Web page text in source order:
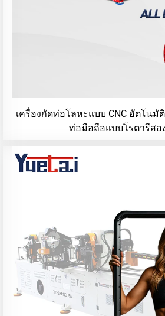
เครื่องกัดท่อโลหะแบบ CNC อัตโนมั
ท่อมือถือแบบโรตารีสอ